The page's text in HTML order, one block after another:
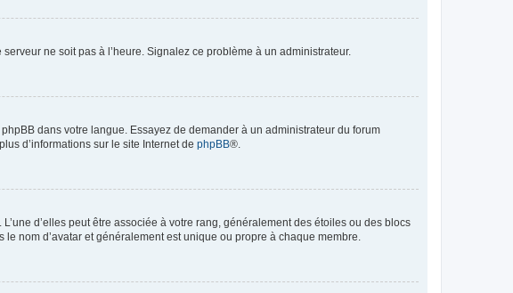
ne soit pas à l’heure. Signalez ce problème à un administrateur.
dans votre langue. Essayez de demander à un administrateur du forum
d’informations sur le site Internet de phpBB®.
d’elles peut être associée à votre rang, généralement des étoiles ou des blocs
nom d’avatar et généralement est unique ou propre à chaque membre.